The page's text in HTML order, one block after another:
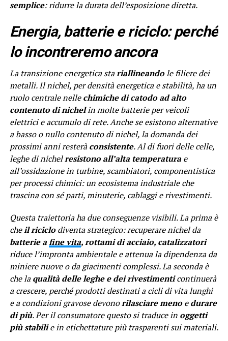
semplice: ridurre la durata dell’esposizione diretta.
Energia, batterie e riciclo: perché
lo incontreremo ancora
La transizione energetica stariallineandole filiere dei
metalli. Il nichel, per densità energetica e stabilità, ha un
ruolo centrale nellechimiche di catodo ad alto
contenuto di nichelin molte batterie per veicoli
elettrici e accumulo di rete. Anche se esistono alternative
a basso o nullo contenuto di nichel, la domanda dei
prossimi anni resteràconsistente. Al di fuori delle celle,
leghe di nichelresistono all’alta temperaturae
all’ossidazione in turbine, scambiatori, componentistica
per processi chimici: un ecosistema industriale che
trascina con sé parti, minuterie, cablaggi e rivestimenti.
Questa traiettoria ha due conseguenze visibili. La prima è
cheil riciclodiventa strategico: recuperare nichel da
batterie afine vita, rottami di acciaio, catalizzatori
riduce l’impronta ambientale e attenua la dipendenza da
miniere nuove o da giacimenti complessi. La seconda è
che laqualità delle leghe e dei rivestimenticontinuerà
a crescere, perché prodotti destinati a cicli di vita lunghi
e a condizioni gravose devonorilasciare menoedurare
di più. Per il consumatore questo si traduce in oggetti
più stabilie in etichettature più trasparenti sui materiali.